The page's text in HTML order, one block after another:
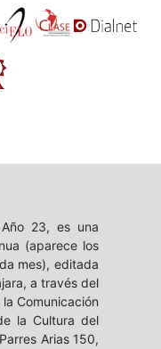
23, es una
(aparece los
mes), editada
a través del
Comunicación
la Cultura del
Arias 150,